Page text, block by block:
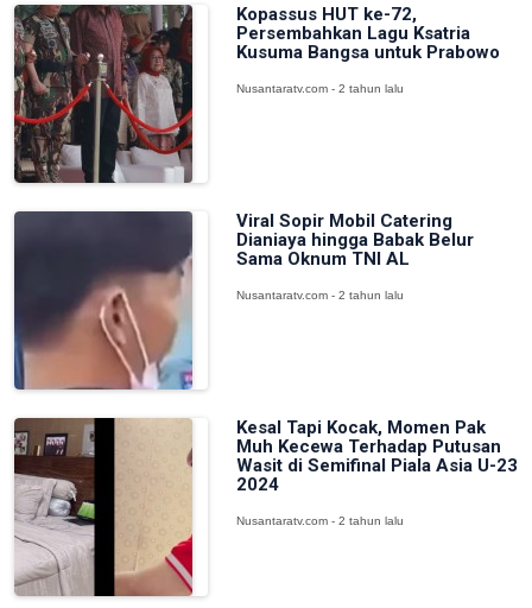
Kopassus HUT ke-72,
Persembahkan Lagu Ksatria
Kusuma Bangsa untuk Prabowo
Nusantaratv.com - 2 tahun lalu
Viral Sopir Mobil Catering
Dianiaya hingga Babak Belur
Sama Oknum TNI AL
Nusantaratv.com - 2 tahun lalu
Kesal Tapi Kocak, Momen Pak
Muh Kecewa Terhadap Putusan
Wasit di Semifinal Piala Asia U-23
2024
Nusantaratv.com - 2 tahun lalu